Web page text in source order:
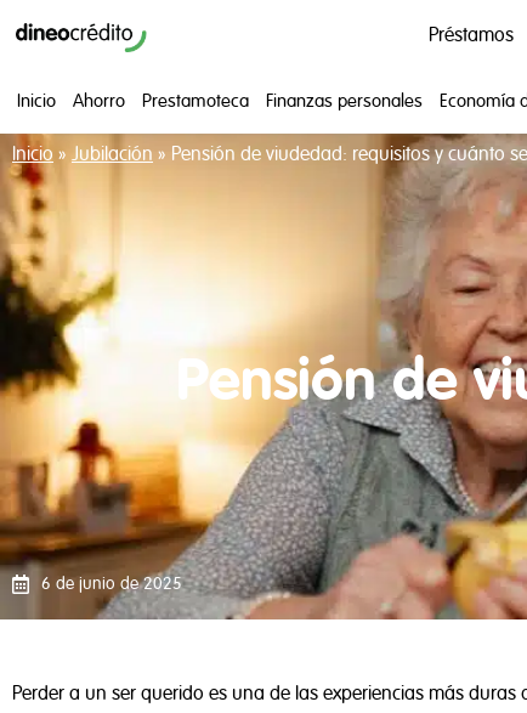
Préstamos
Inicio Ahorro Prestamoteca Finanzas personales Economía
Inicio » Jubilación » Pensión de viudedad: requisitos y cuánto
Pensión de
6 de junio de 2025
Perder a un ser querido es una de las experiencias más